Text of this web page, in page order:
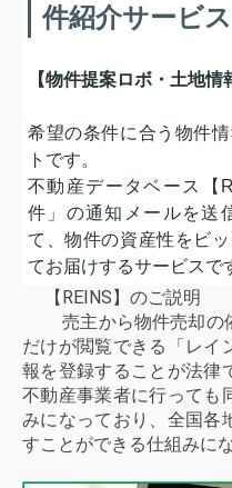
件紹介サービス
【物件提案ロボ・土地情
希望の条件に合う物件
トです。
不動産データベース【
件」の通知メールを送
て、物件の資産性をビ
てお届けするサービスで
【REINS】のご説明
売主から物件売却の
だけが閲覧できる「レイ
報を登録することが法律
不動産事業者に行っても
みになっており、全国各
すことができる仕組みに